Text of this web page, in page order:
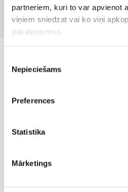
partneriem, kuri to var apvienot
viņiem sniedzat vai ko viņi
pakalpojumus.
izvēle
Nepieciešams
Preferences
Statistika
Mārketings
Ziedēšanas mēneši
Mar, Apr